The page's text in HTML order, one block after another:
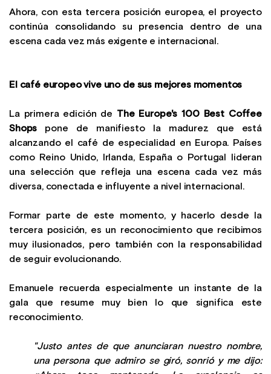
Ahora, con esta tercera posición europea, el proyecto
continúa consolidando su presencia dentro de una
escena cada vez más exigente e internacional.
El café europeo vive uno de sus mejores momentos
La primera edición de The Europe's 100 Best Coffee
Shops pone de manifiesto la madurez que está
alcanzando el café de especialidad en Europa. Países
como Reino Unido, Irlanda, España o Portugal lideran
una selección que refleja una escena cada vez más
diversa, conectada e influyente a nivel internacional.
Formar parte de este momento, y hacerlo desde la
tercera posición, es un reconocimiento que recibimos
muy ilusionados, pero también con la responsabilidad
de seguir evolucionando.
Emanuele recuerda especialmente un instante de la
gala que resume muy bien lo que significa este
reconocimiento.
"Justo antes de que anunciaran nuestro nombre,
una persona que admiro se giró, sonrió y me dijo: